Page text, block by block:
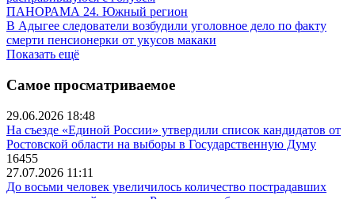
ПАНОРАМА 24. Южный регион
В Адыгее следователи возбудили уголовное дело по факту
смерти пенсионерки от укусов макаки
Показать ещё
Самое просматриваемое
29.06.2026 18:48
На съезде «Единой России» утвердили список кандидатов от
Ростовской области на выборы в Государственную Думу
16455
27.07.2026 11:11
До восьми человек увеличилось количество пострадавших